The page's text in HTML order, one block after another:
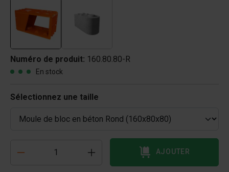
Numéro de produit: 160.80.80-R
En stock
Sélectionnez une taille
AJOUTER